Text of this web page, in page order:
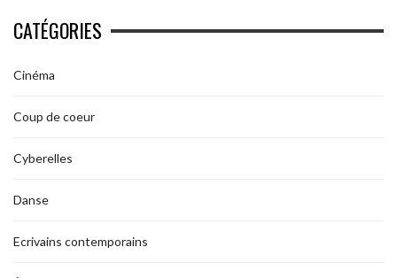
CATÉGORIES
Cinéma
Coup de coeur
Cyberelles
Danse
Ecrivains contemporains